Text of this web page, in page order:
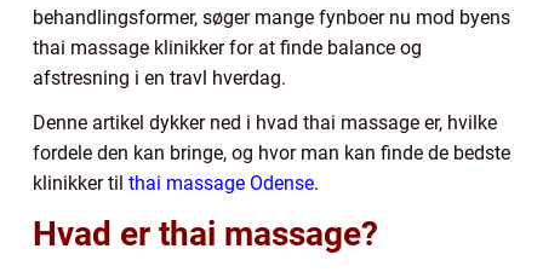
behandlingsformer, søger mange fynboer nu mod byens
thai massage klinikker for at finde balance og
afstresning i en travl hverdag.
Denne artikel dykker ned i hvad thai massage er, hvilke
fordele den kan bringe, og hvor man kan finde de bedste
klinikker til thai massage Odense.
Hvad er thai massage?